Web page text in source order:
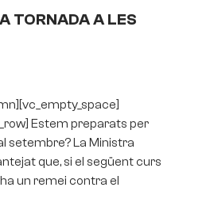
TORNADA A LES
Estem preparats per
setembre? La Ministra
que, si el següent curs
un remei contra el